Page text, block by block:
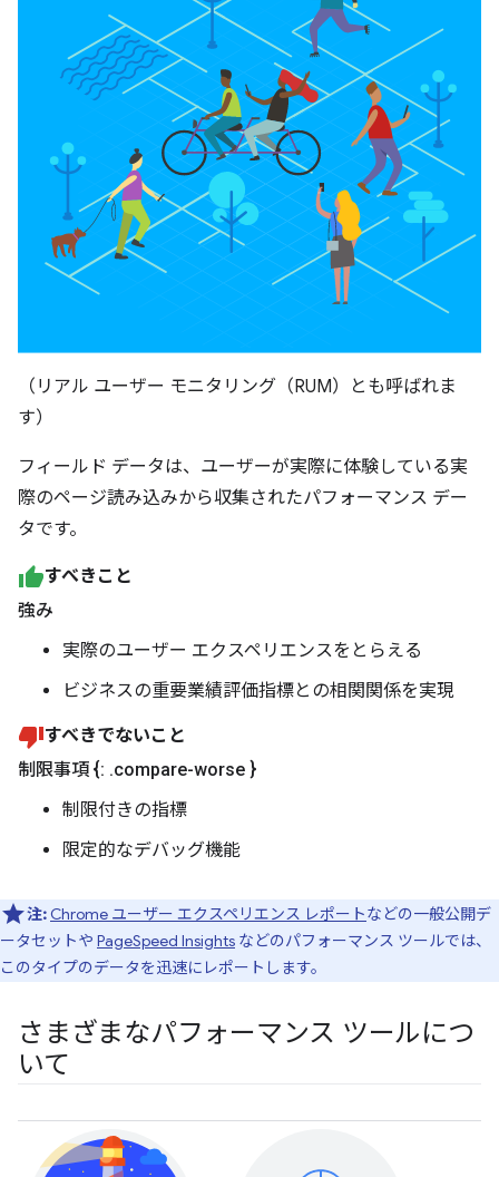
（リアル ユーザー モニタリング（RUM）とも呼ばれま
す）
フィールド データは、ユーザーが実際に体験している実
際のページ読み込みから収集されたパフォーマンス デー
タです。
すべきこと
強み
実際のユーザー エクスペリエンスをとらえる
ビジネスの重要業績評価指標との相関関係を実現
すべきでないこと
制限事項 {: .compare-worse }
制限付きの指標
限定的なデバッグ機能
注: Chrome ユーザー エクスペリエンス レポートなどの一般公開デ
ータセットや PageSpeed Insights などのパフォーマンス ツールでは、
このタイプのデータを迅速にレポートします。
さまざまなパフォーマンス ツールにつ
いて